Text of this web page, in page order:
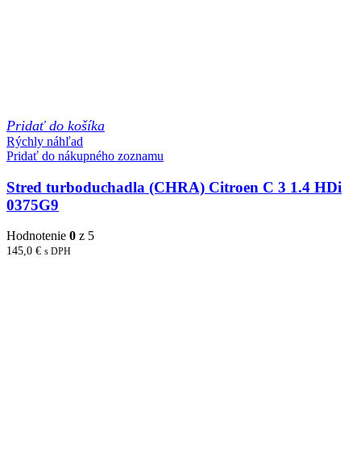
Pridať do košíka
Rýchly náhľad
Pridať do nákupného zoznamu
Stred turboduchadla (CHRA) Citroen C 3 1.4 HDi
0375G9
Hodnotenie 0 z 5
145,0 € s DPH